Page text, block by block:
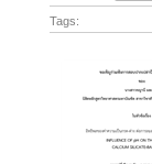
Tags: